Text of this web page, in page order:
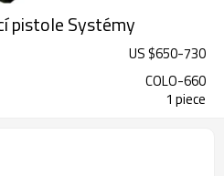
pistole Systémy
US $650-730
COLO-660
1 piece